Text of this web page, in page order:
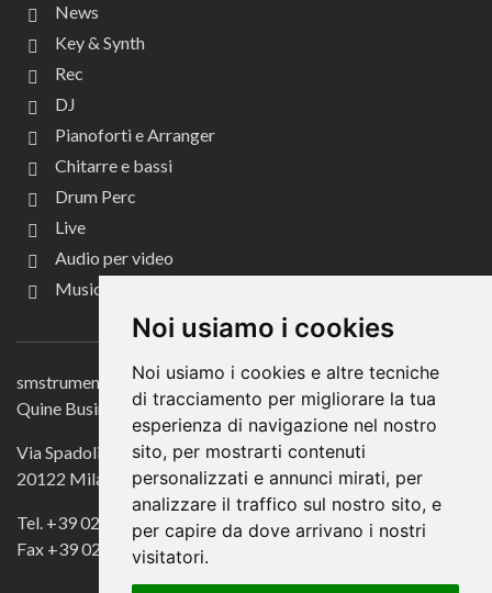
Noi usiamo i cookies
Noi usiamo i cookies e altre tecniche
di tracciamento per migliorare la tua
esperienza di navigazione nel nostro
sito, per mostrarti contenuti
personalizzati e annunci mirati, per
analizzare il traffico sul nostro sito, e
per capire da dove arrivano i nostri
visitatori.
News
Key & Synth
Rec
DJ
Pianoforti e Arranger
Chitarre e bassi
Drum Perc
Live
Audio per video
Music Life
CONTATTACI
smstrumentimusicali.it
Quine Business Publisher
Via Spadolini 7
20122 Milano
Tel. +39 02 49756990
Fax +39 02 72016740